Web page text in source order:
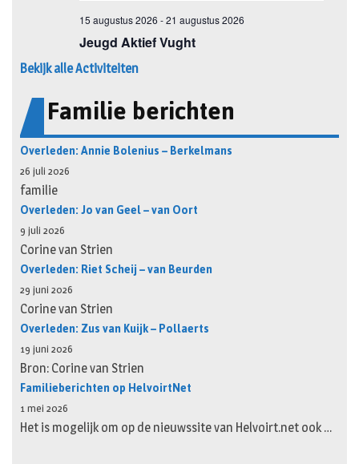
Bekijk alle Activiteiten
Familie berichten
Overleden: Annie Bolenius – Berkelmans
26 juli 2026
familie
Overleden: Jo van Geel – van Oort
9 juli 2026
Corine van Strien
Overleden: Riet Scheij – van Beurden
29 juni 2026
Corine van Strien
Overleden: Zus van Kuijk – Pollaerts
19 juni 2026
Bron: Corine van Strien
Familieberichten op HelvoirtNet
1 mei 2026
Het is mogelijk om op de nieuwssite van Helvoirt.net ook …